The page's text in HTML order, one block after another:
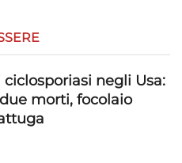
negli Usa:
morti, focolaio